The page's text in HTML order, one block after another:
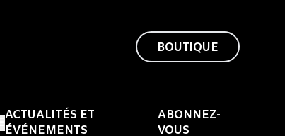
BOUTIQUE
ACTUALITÉS ET
ÉVÉNEMENTS
ABONNEZ-
VOUS